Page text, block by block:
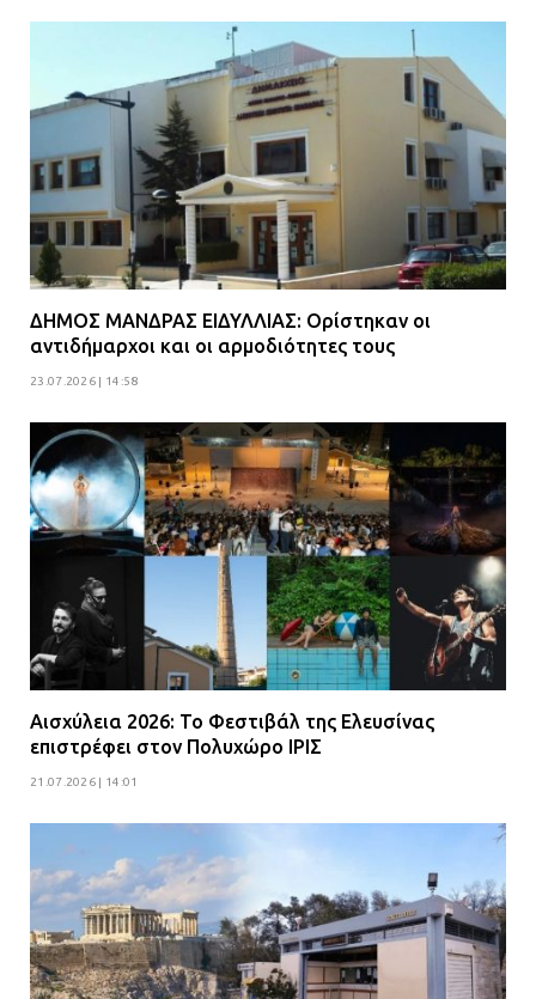
ΔΗΜΟΣ ΜΑΝΔΡΑΣ ΕΙΔΥΛΛΙΑΣ: Ορίστηκαν οι
αντιδήμαρχοι και οι αρμοδιότητες τους
23.07.2026 | 14:58
Αισχύλεια 2026: Το Φεστιβάλ της Ελευσίνας
επιστρέφει στον Πολυχώρο ΙΡΙΣ
21.07.2026 | 14:01